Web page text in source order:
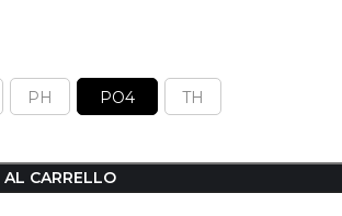
PH PO4 TH
AL CARRELLO